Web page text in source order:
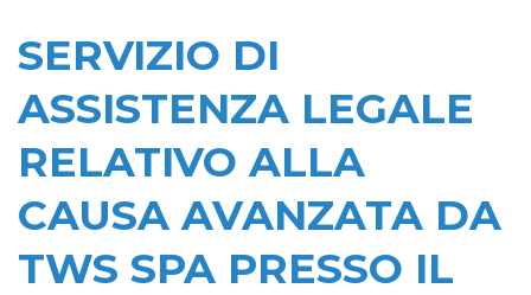
SERVIZIO DI
ASSISTENZA LEGALE
RELATIVO ALLA
CAUSA AVANZATA DA
TWS SPA PRESSO IL